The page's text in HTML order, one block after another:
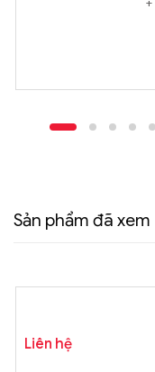
Sản phẩm đã xem
Liên hệ